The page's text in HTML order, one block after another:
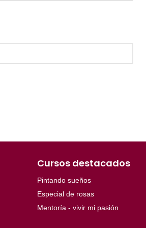
Cursos destacados
Pintando sueños
Especial de rosas
Mentoría - vivir mi pasión